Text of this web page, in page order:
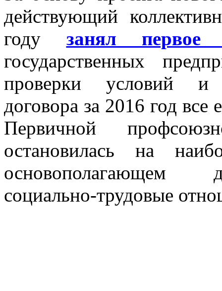
действующий
году занял первое
государственных
проверки условий и
договора за 2016 год
Первичной
остановилась на
основополагающем
социально-трудовые